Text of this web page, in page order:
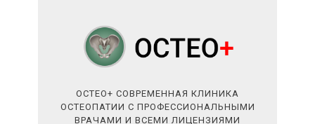
ОСТЕО+ СОВРЕМЕННАЯ КЛИНИКА
ОСТЕОПАТИИ С ПРОФЕССИОНАЛЬНЫМИ
ВРАЧАМИ И ВСЕМИ ЛИЦЕНЗИЯМИ